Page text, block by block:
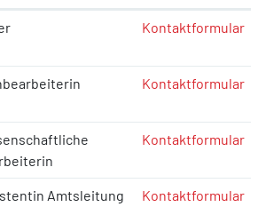
Kontaktformular
Kontaktformular
Kontaktformular
Amtsleitung
Kontaktformular